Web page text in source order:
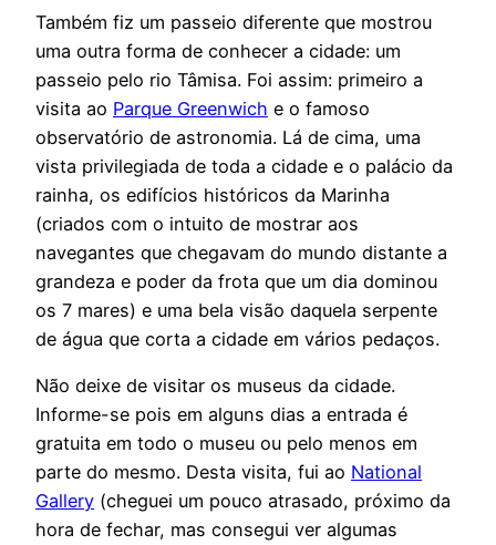
Também fiz um passeio diferente que mostrou
uma outra forma de conhecer a cidade: um
passeio pelo rio Tâmisa. Foi assim: primeiro a
visita ao Parque Greenwich e o famoso
observatório de astronomia. Lá de cima, uma
vista privilegiada de toda a cidade e o palácio da
rainha, os edifícios históricos da Marinha
(criados com o intuito de mostrar aos
navegantes que chegavam do mundo distante a
grandeza e poder da frota que um dia dominou
os 7 mares) e uma bela visão daquela serpente
de água que corta a cidade em vários pedaços.
Não deixe de visitar os museus da cidade.
Informe-se pois em alguns dias a entrada é
gratuita em todo o museu ou pelo menos em
parte do mesmo. Desta visita, fui ao National
Gallery (cheguei um pouco atrasado, próximo da
hora de fechar, mas consegui ver algumas